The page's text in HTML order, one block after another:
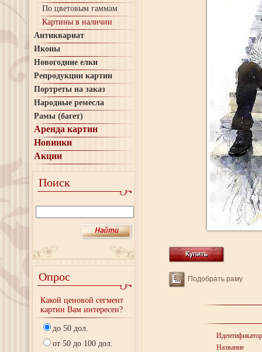
По цветовым гаммам
Картины в наличии
Антиквариат
Иконы
Новогодние елки
Репродукции картин
Портреты на заказ
Народные ремесла
Рамы (багет)
Аренда картин
Новинки
Акции
Поиск
Опрос
Какой ценовой сегмент
картин Вам интересен?
до 50 дол.
от 50 до 100 дол.
Подобрать раму
Идентификатор
Название